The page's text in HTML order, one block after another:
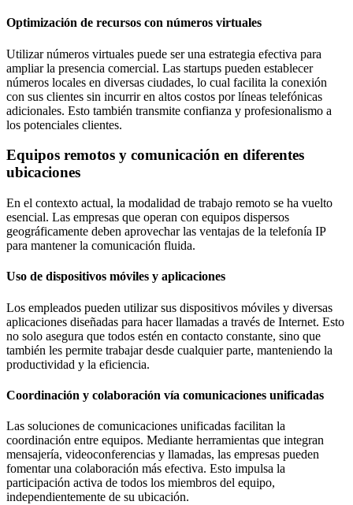
Optimización de recursos con números virtuales
Utilizar números virtuales puede ser una estrategia efectiva para
ampliar la presencia comercial. Las startups pueden establecer
números locales en diversas ciudades, lo cual facilita la conexión
con sus clientes sin incurrir en altos costos por líneas telefónicas
adicionales. Esto también transmite confianza y profesionalismo a
los potenciales clientes.
Equipos remotos y comunicación en diferentes
ubicaciones
En el contexto actual, la modalidad de trabajo remoto se ha vuelto
esencial. Las empresas que operan con equipos dispersos
geográficamente deben aprovechar las ventajas de la telefonía IP
para mantener la comunicación fluida.
Uso de dispositivos móviles y aplicaciones
Los empleados pueden utilizar sus dispositivos móviles y diversas
aplicaciones diseñadas para hacer llamadas a través de Internet. Esto
no solo asegura que todos estén en contacto constante, sino que
también les permite trabajar desde cualquier parte, manteniendo la
productividad y la eficiencia.
Coordinación y colaboración vía comunicaciones unificadas
Las soluciones de comunicaciones unificadas facilitan la
coordinación entre equipos. Mediante herramientas que integran
mensajería, videoconferencias y llamadas, las empresas pueden
fomentar una colaboración más efectiva. Esto impulsa la
participación activa de todos los miembros del equipo,
independientemente de su ubicación.